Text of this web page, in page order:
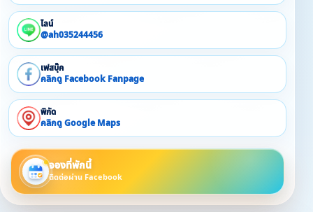
ไลน์
@ah035244456
เฟสบุ๊ค
คลิกดู Facebook Fanpage
พิกัด
คลิกดู Google Maps
จองที่พักนี้
ติดต่อผ่าน Facebook